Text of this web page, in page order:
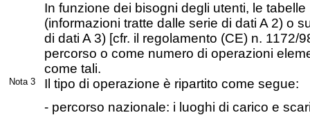
In funzione dei bisogni degli utenti, le
(informazioni tratte dalle serie di dati A 2) o
di dati A 3) [cfr. il regolamento (CE) n.
percorso o come numero di operazioni
come tali.
Nota 3
Il tipo di operazione è ripartito come segue:
- percorso nazionale: i luoghi di carico e